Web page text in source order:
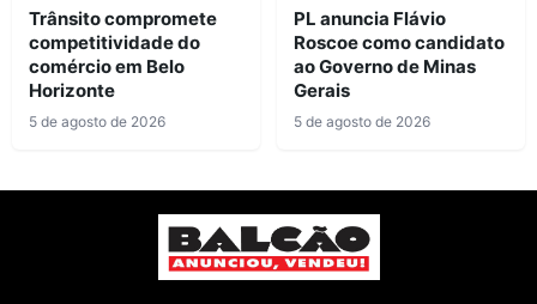
Trânsito compromete
competitividade do
comércio em Belo
Horizonte
5 de agosto de 2026
PL anuncia Flávio
Roscoe como candidato
ao Governo de Minas
Gerais
5 de agosto de 2026